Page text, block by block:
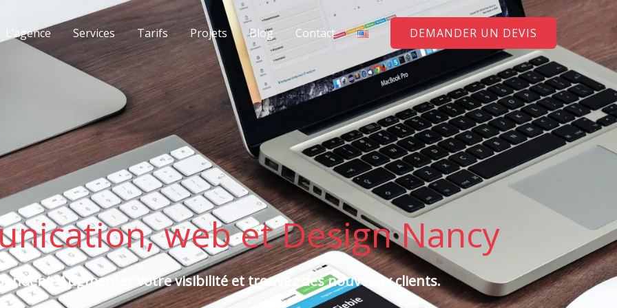
L’agence Services Tarifs Projets Blog Contact DEMANDER UN DEVIS
web et Design Nancy
Augmenter votre visibilité et trouvez des nouveaux clients.